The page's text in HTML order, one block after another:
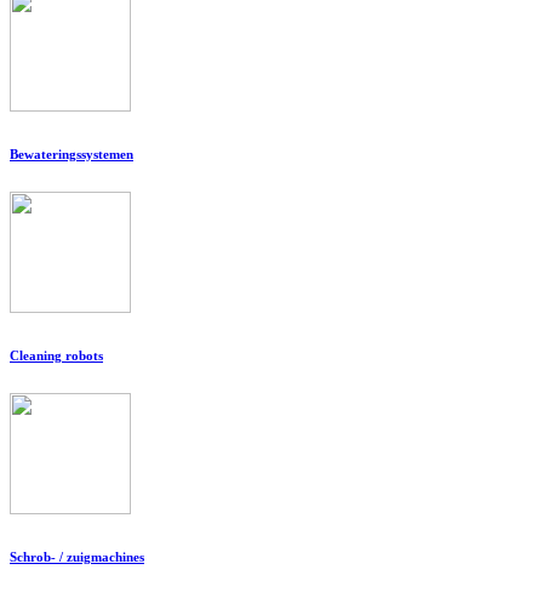
Bewateringssystemen
Cleaning robots
Schrob- / zuigmachines